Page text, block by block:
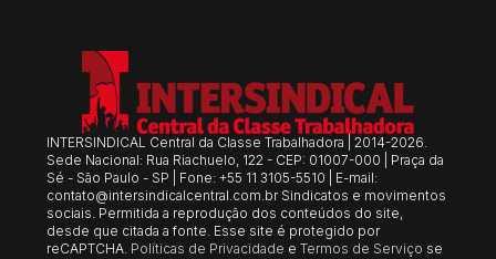
INTERSINDICAL Central da Classe Trabalhadora | 2014-2026.
Sede Nacional: Rua Riachuelo, 122 - CEP: 01007-000 | Praça da
Sé - São Paulo - SP | Fone: +55 11 3105-5510 | E-mail:
contato@intersindicalcentral.com.br Sindicatos e movimentos
sociais. Permitida a reprodução dos conteúdos do site,
desde que citada a fonte. Esse site é protegido por
reCAPTCHA. Políticas de Privacidade eTermos de Serviço se